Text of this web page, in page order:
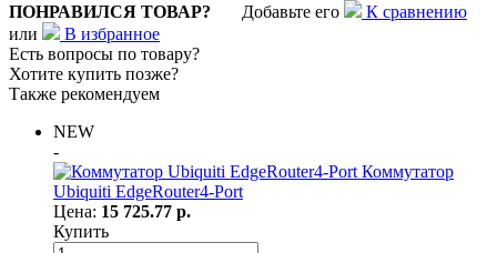
ПОНРАВИЛСЯ ТОВАР? Добавьте его
К сравнению
или
В избранное
Есть вопросы по товару?
Хотите купить позже?
Также рекомендуем
NEW
-
Коммутатор
Ubiquiti EdgeRouter4-Port
Цена: 15 725.77 р.
Купить